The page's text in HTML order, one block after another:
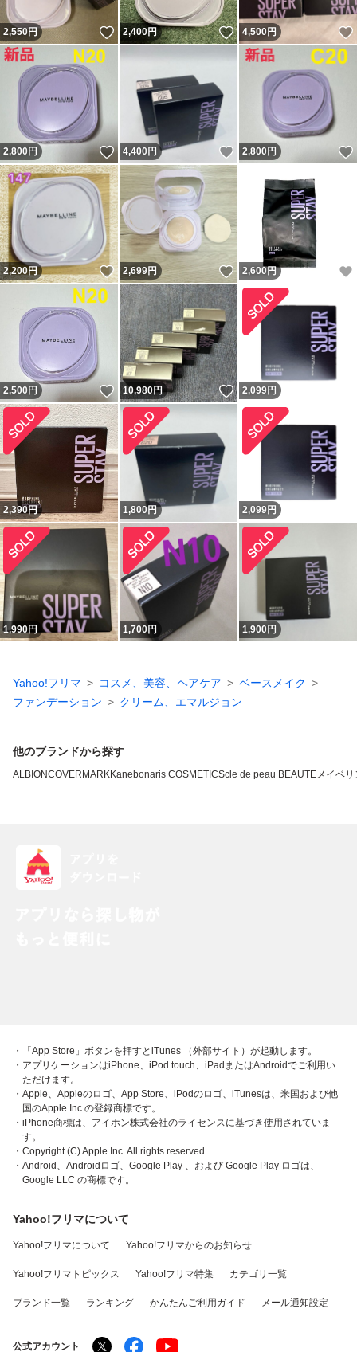
2,550円 いいね！
2,400円 いいね！
4,500円
2,800円 いいね！
4,400円 いいね！
2,800円
2,200円 いいね！
2,699円 いいね！
2,600 円
2,500円 いいね！
10,980円 いいね！
2,099円
2,390円 1,800円 2,099円
1,990円 1,700円 1,900円
Yahoo!フリマ コスメ、美容、ヘアケア
ベースメイク
ファンデーション
クリーム、エマルジョン
他のブランドから探す
ALBIONCOVERMARKKanebonaris COSMETICScle de peau BEAUTEメイベリ
・「App Store」ボタンを押すとiTunes （外部サイト）が起動します。
・アプリケーションはiPhone、iPod touch、iPadまたはAndroidでご利用い
ただけます。
・Apple、Appleのロゴ、App Store、iPodのロゴ、iTunesは、米国および他
国のApple Inc.の登録商標です。
・iPhone商標は、アイホン株式会社のライセンスに基づき使用されていま
す。
・Copyright (C) Apple Inc. All rights reserved.
・Android、Androidロゴ、Google Play 、および Google Play ロゴは、
Google LLC の商標です。
Yahoo!フリマについて
Yahoo!フリマについて Yahoo!フリマからのお知らせ
Yahoo!フリマトピックス Yahoo!フリマ特集 カテゴリ一覧
ブランド一覧 ランキング かんたんご利用ガイド メール通知設定
公式アカウント